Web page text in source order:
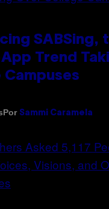
SABSing,
Trend
Campuses
Por Sammi Caramela